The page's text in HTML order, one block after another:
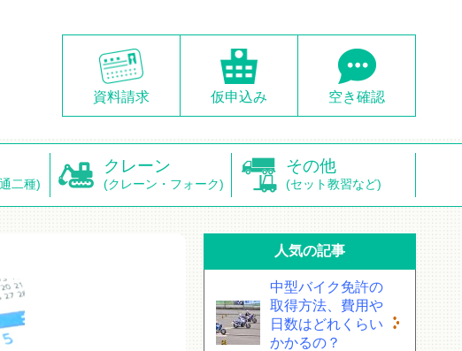
資料請求 仮申込み 空き確認
二種)
クレーン
(クレーン・フォーク)
その他
(セット教習など)
人気の記事
中型バイク免許の
取得方法、費用や
日数はどれくらい
かかるの？